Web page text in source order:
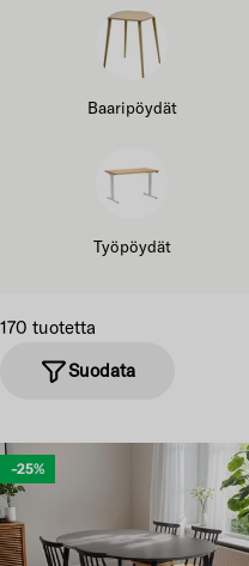
Baaripöydät
Työpöydät
170 tuotetta
Suodata
-25%